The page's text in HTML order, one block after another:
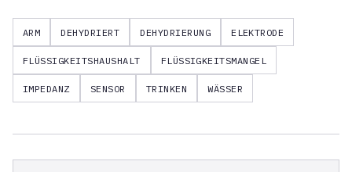
ARM DEHYDRIERT DEHYDRIERUNG ELEKTRODE
FLÜSSIGKEITSHAUSHALT FLÜSSIGKEITSMANGEL
IMPEDANZ SENSOR TRINKEN WÄSSER